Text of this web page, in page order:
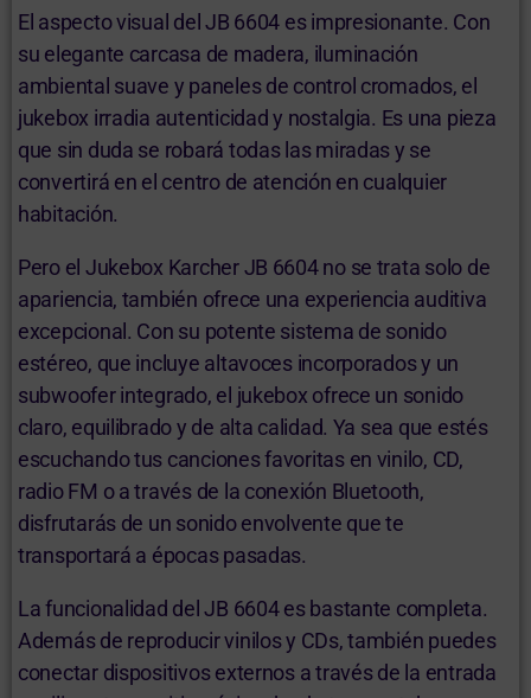
El aspecto visual del JB 6604 es impresionante. Con
su elegante carcasa de madera, iluminación
ambiental suave y paneles de control cromados, el
jukebox irradia autenticidad y nostalgia. Es una pieza
que sin duda se robará todas las miradas y se
convertirá en el centro de atención en cualquier
habitación.
Pero el Jukebox Karcher JB 6604 no se trata solo de
apariencia, también ofrece una experiencia auditiva
excepcional. Con su potente sistema de sonido
estéreo, que incluye altavoces incorporados y un
subwoofer integrado, el jukebox ofrece un sonido
claro, equilibrado y de alta calidad. Ya sea que estés
escuchando tus canciones favoritas en vinilo, CD,
radio FM o a través de la conexión Bluetooth,
disfrutarás de un sonido envolvente que te
transportará a épocas pasadas.
La funcionalidad del JB 6604 es bastante completa.
Además de reproducir vinilos y CDs, también puedes
conectar dispositivos externos a través de la entrada